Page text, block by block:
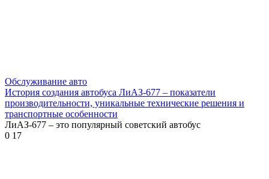
Обслуживание авто
История создания автобуса ЛиАЗ-677 – показатели
производительности, уникальные технические решения и
транспортные особенности
ЛиАЗ-677 – это популярный советский автобус
0 17